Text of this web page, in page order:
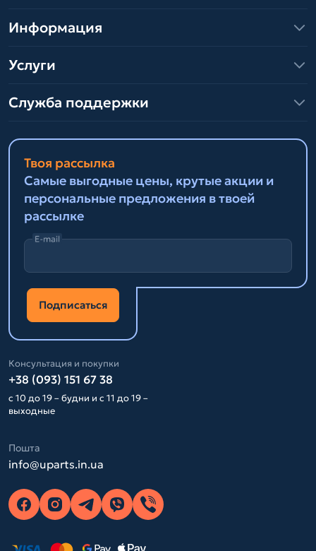
Информация
Услуги
Служба поддержки
Твоя рассылка
Самые выгодные цены, крутые акции и
персональные предложения в твоей
рассылке
E-mail
Подписаться
Консультация и покупки
+38 (093) 151 67 38
с 10 до 19 – будни и с 11 до 19 –
выходные
Пошта
info@uparts.in.ua